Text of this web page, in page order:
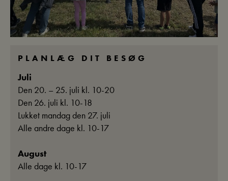
PLANLÆG DIT BESØG
Juli
Den 20. – 25. juli kl. 10-20
Den 26. juli kl. 10-18
Lukket mandag den 27. juli
Alle andre dage kl. 10-17
August
Alle dage kl. 10-17